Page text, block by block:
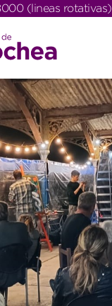
(lineas rotativas)